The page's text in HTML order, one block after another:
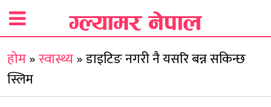
होम»स्वास्थ्य»डाइटिङ नगरी नै यसरि बन्न सकिन्छ
स्लिम